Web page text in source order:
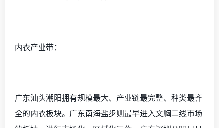
内衣产业带：
广东汕头潮阳拥有规模最大、产业链最完整、种类最齐
全的内衣板块。广东南海盐步则最早进入文胸二线市场